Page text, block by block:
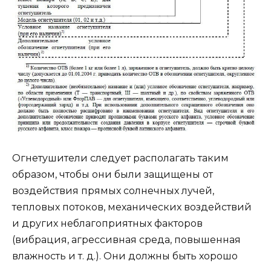
Огнетушители следует располагать таким
образом, чтобы они были защищены от
воздействия прямых солнечных лучей,
тепловых потоков, механических воздействий
и других неблагоприятных факторов
(вибрация, агрессивная среда, повышенная
влажность и т. д.). Они должны быть хорошо